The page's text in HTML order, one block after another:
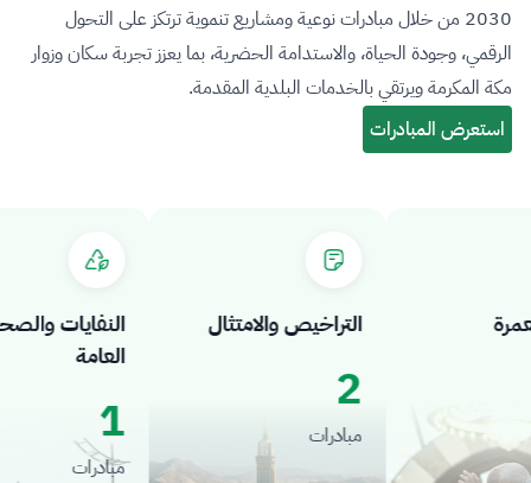
2030 من خلال مبادرات نوعية ومشاريع تنموية ترتكز على التحول
الرقمي، وجودة الحياة، والاستدامة الحضرية، بما يعزز تجربة سكان وزوار
مكة المكرمة ويرتقي بالخدمات البلدية المقدمة.
النفايات والصحة
العامة
1
مبادرات
التراخيص والامتثال
مبادرات